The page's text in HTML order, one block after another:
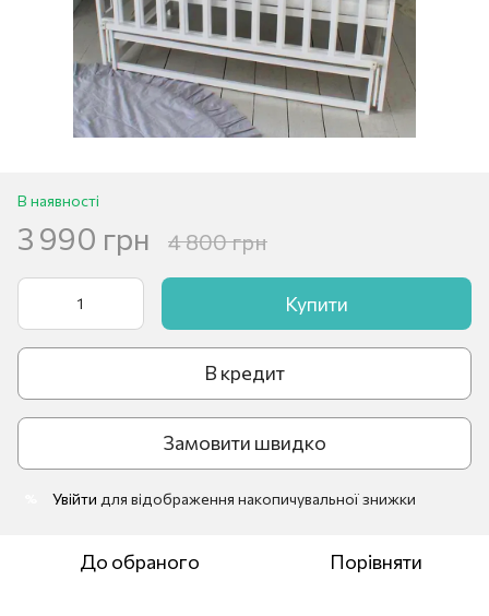
В наявності
3 990 грн 4 800 грн
Купити
В кредит
Замовити швидко
Увійти для відображення накопичувальної знижки
До обраного Порівняти